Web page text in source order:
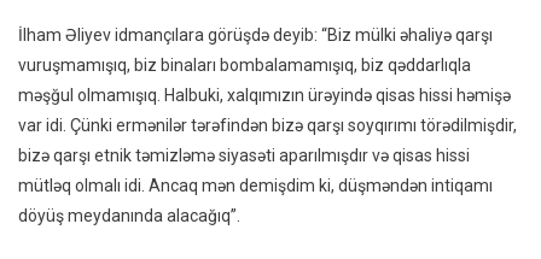
İlham Əliyev idmançılara görüşdə deyib: “Biz mülki əhaliyə qarşı
vuruşmamışıq, biz binaları bombalamamışıq, biz qəddarlıqla
məşğul olmamışıq. Halbuki, xalqımızın ürəyində qisas hissi həmişə
var idi. Çünki ermənilər tərəfindən bizə qarşı soyqırımı törədilmişdir,
bizə qarşı etnik təmizləmə siyasəti aparılmışdır və qisas hissi
mütləq olmalı idi. Ancaq mən demişdim ki, düşməndən intiqamı
döyüş meydanında alacağıq”.